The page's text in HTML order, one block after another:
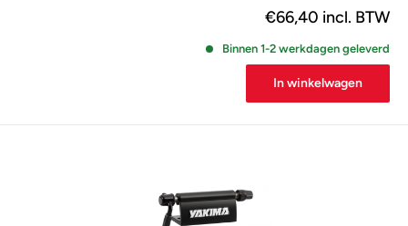
€66,40 incl. BTW
Binnen 1-2 werkdagen geleverd
In winkelwagen